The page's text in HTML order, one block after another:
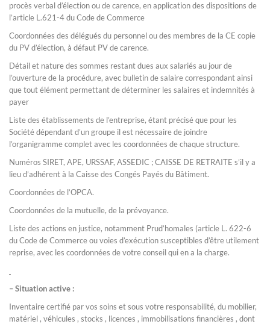
procès verbal d’élection ou de carence, en application des dispositions de
l’article L.621-4 du Code de Commerce
Coordonnées des délégués du personnel ou des membres de la CE copie
du PV d’élection, à défaut PV de carence.
Détail et nature des sommes restant dues aux salariés au jour de
l’ouverture de la procédure, avec bulletin de salaire correspondant ainsi
que tout élément permettant de déterminer les salaires et indemnités à
payer
Liste des établissements de l’entreprise, étant précisé que pour les
Société dépendant d’un groupe il est nécessaire de joindre
l’organigramme complet avec les coordonnées de chaque structure.
Numéros SIRET, APE, URSSAF, ASSEDIC ; CAISSE DE RETRAITE s’il y a
lieu d’adhérent à la Caisse des Congés Payés du Bâtiment.
Coordonnées de l’OPCA.
Coordonnées de la mutuelle, de la prévoyance.
Liste des actions en justice, notamment Prud’homales (article L. 622-6
du Code de Commerce ou voies d’exécution susceptibles d’être utilement
reprise, avec les coordonnées de votre conseil qui en a la charge.
– Situation active :
Inventaire certifié par vos soins et sous votre responsabilité, du mobilier,
matériel , véhicules , stocks , licences , immobilisations financières , dont